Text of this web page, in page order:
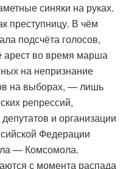
синяки на руках.
преступницу. В чём
подсчёта голосов,
арест во время марша
на непризнание
на выборах, — лишь
репрессий,
и организации
Федерации
— Комсомола.
с момента распада